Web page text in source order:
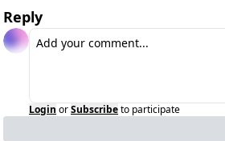
Reply
Login orSubscribeto participate